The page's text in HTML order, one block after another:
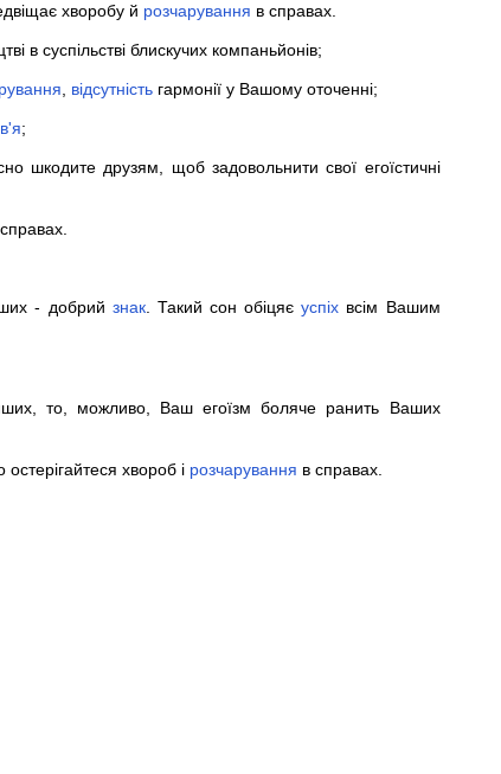
хворобу й розчарування в справах.
в суспільстві блискучих компаньйонів;
відсутністьгармонії у Вашому оточенні;
;
шкодите друзям, щоб задовольнити свої егоїстичні
- добрий знак. Такий сон обіцяєуспіх всім Вашим
то, можливо, Ваш егоїзм боляче ранить Ваших
хвороб і розчарування в справах.